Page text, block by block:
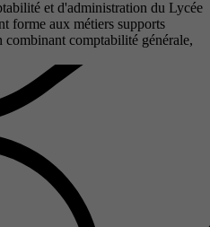
et d'administration du Lycée
forme aux métiers supports
combinant comptabilité générale,